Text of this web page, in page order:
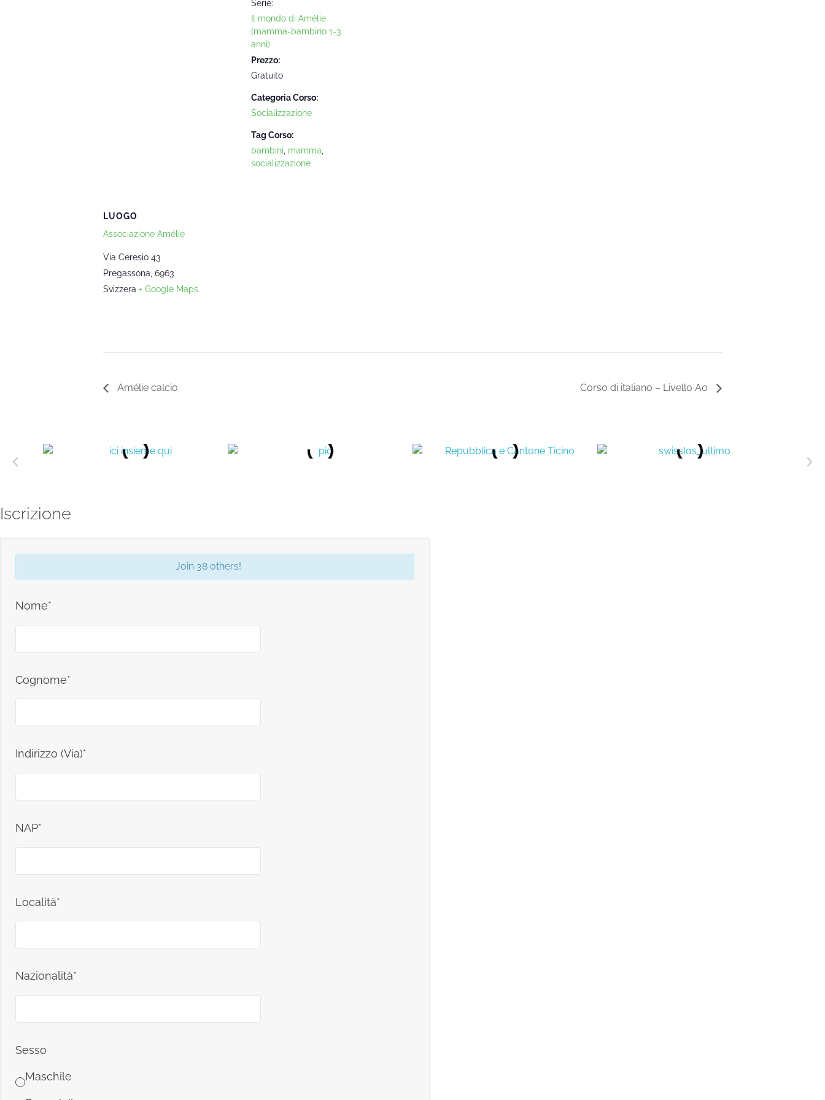
Serie:
Il mondo di Amélie
(mamma-bambino 1-3
anni)
Prezzo:
Gratuito
Categoria Corso:
Socializzazione
Tag Corso:
bambini mamma
socializzazione
LUOGO
Associazione Amélie
Via Ceresio 43
Pregassona 6963
Svizzera + Google Maps
Amélie calcio Corso di italiano – Livello A0
Iscrizione
Join 38 others!
Nome*
Cognome*
Indirizzo (Via)*
NAP*
Località*
Nazionalità*
Sesso
Maschile